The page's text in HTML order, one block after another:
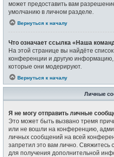
может предоставить вам
умолчанию в личном разделе.
Вернуться к началу
Что означает ссылка «Наша
На этой странице вы найдёте
конференции и другую информацию,
которые они модерируют.
Вернуться к началу
Личные
Я не могу отправить личные
Это может быть вызвано тремя
или не вошли на конференцию,
личных сообщений на всей
запретил это вам лично.
для получения дополнительной